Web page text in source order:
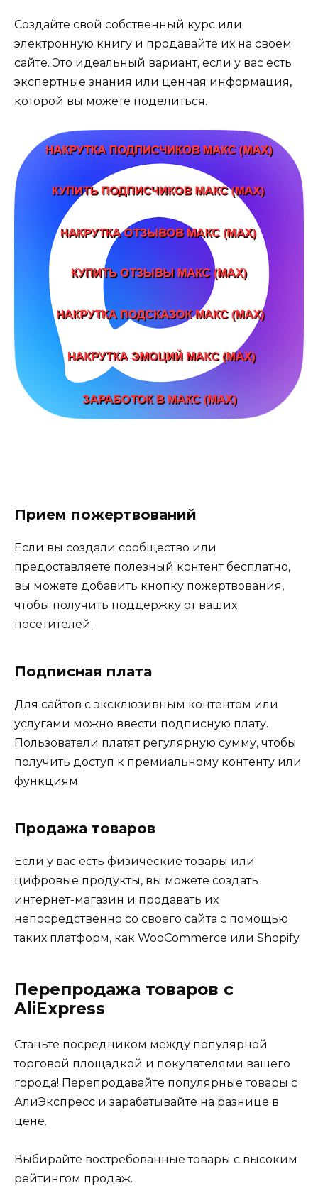
Создайте свой собственный курс или
электронную книгу и продавайте их на своем
сайте. Это идеальный вариант, если у вас есть
экспертные знания или ценная информация,
которой вы можете поделиться.
Прием пожертвований
Если вы создали сообщество или
предоставляете полезный контент бесплатно,
вы можете добавить кнопку пожертвования,
чтобы получить поддержку от ваших
посетителей.
Подписная плата
Для сайтов с эксклюзивным контентом или
услугами можно ввести подписную плату.
Пользователи платят регулярную сумму, чтобы
получить доступ к премиальному контенту или
функциям.
Продажа товаров
Если у вас есть физические товары или
цифровые продукты, вы можете создать
интернет-магазин и продавать их
непосредственно со своего сайта с помощью
таких платформ, как WooCommerce или Shopify.
Перепродажа товаров с
AliExpress
Станьте посредником между популярной
торговой площадкой и покупателями вашего
города! Перепродавайте популярные товары с
АлиЭкспресс и зарабатывайте на разнице в
цене.
Выбирайте востребованные товары с высоким
рейтингом продаж.